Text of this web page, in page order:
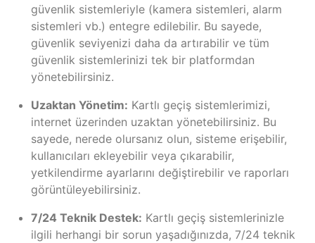
güvenlik sistemleriyle (kamera sistemleri, alarm
sistemleri vb.) entegre edilebilir. Bu sayede,
güvenlik seviyenizi daha da artırabilir ve tüm
güvenlik sistemlerinizi tek bir platformdan
yönetebilirsiniz.
Uzaktan Yönetim: Kartlı geçiş sistemlerimizi,
internet üzerinden uzaktan yönetebilirsiniz. Bu
sayede, nerede olursanız olun, sisteme erişebilir,
kullanıcıları ekleyebilir veya çıkarabilir,
yetkilendirme ayarlarını değiştirebilir ve raporları
görüntüleyebilirsiniz.
7/24 Teknik Destek: Kartlı geçiş sistemlerinizle
ilgili herhangi bir sorun yaşadığınızda, 7/24 teknik